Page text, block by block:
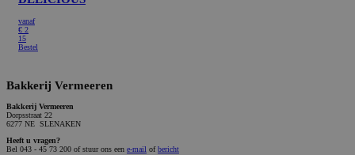
vanaf
€ 2
15
Bestel
Bakkerij Vermeeren
Bakkerij Vermeeren
Dorpsstraat 22
6277 NE SLENAKEN
Heeft u vragen?
Bel 043 - 45 73 200 of stuur ons een e-mail ofbericht